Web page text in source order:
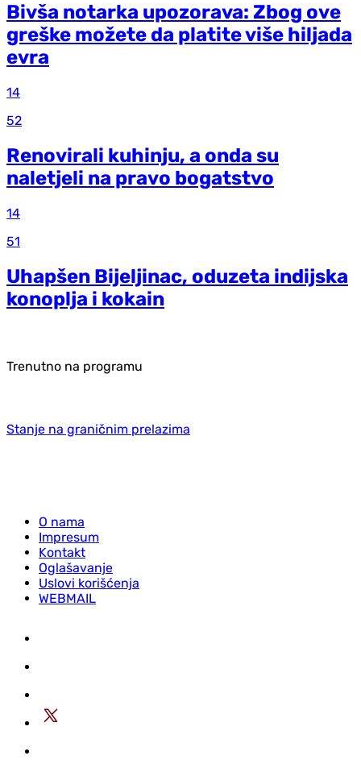
Bivša notarka upozorava: Zbog ove
greške možete da platite više hiljada
evra
14
52
Renovirali kuhinju, a onda su
naletjeli na pravo bogatstvo
14
51
Uhapšen Bijeljinac, oduzeta indijska
konoplja i kokain
Trenutno na programu
Stanje na graničnim prelazima
O nama
Impresum
Kontakt
Oglašavanje
Uslovi korišćenja
WEBMAIL